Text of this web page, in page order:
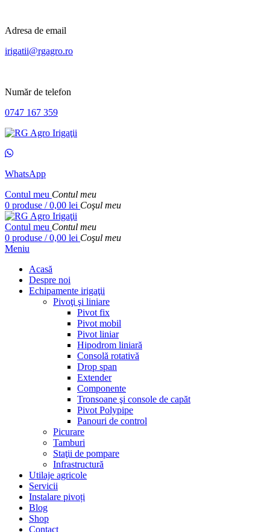
Adresa de email
irigatii@rgagro.ro
Număr de telefon
0747 167 359
WhatsApp
Contul meu Contul meu
0 produse / 0,00 lei Coşul meu
Contul meu Contul meu
0 produse / 0,00 lei Coşul meu
Meniu
Acasă
Despre noi
Echipamente irigaţii
Pivoţi şi liniare
Pivot fix
Pivot mobil
Pivot liniar
Hipodrom liniară
Consolă rotativă
Drop span
Extender
Componente
Tronsoane şi console de capăt
Pivot Polypipe
Panouri de control
Picurare
Tamburi
Staţii de pompare
Infrastructură
Utilaje agricole
Servicii
Instalare pivoți
Blog
Shop
Contact